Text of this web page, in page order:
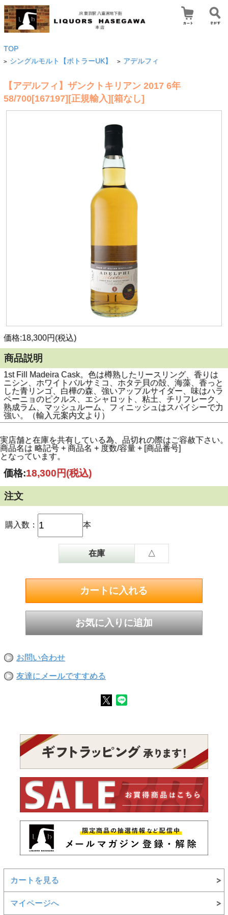
TOP
> シングルモルト【ボトラーUK】 > アデルフィ
【アデルフィ】ザンクトキリアン 2017 6年
58/700[167197][正規輸入][箱なし]
価格:18,300円(税込)
商品説明
1st Fill Madeira Cask。色は樽熟したリースリング、香りは
ニシン、ホワイトバルサミコ、ホタテ貝の殻、海藻、香っと
した青リンゴ、白樺の森、強いアップルサイダー、味はハラ
ペーニョのピクルス、エシャロット、粘土、チリフレーク、
熟成ラム、マッシュルーム、フィニッシュはスパイシーで力
強い。（輸入元案内文より）
実店舗と在庫を共有している為、品切れの際はご容赦下さい。
商品名は 略記号 + 商品名 + 度数/容量 + [商品番号]
となっています。
価格:18,300円(税込)
注文
購入数： 本
在庫 △
お問い合わせ
友達にメールですすめる
カートを見る
マイページへ